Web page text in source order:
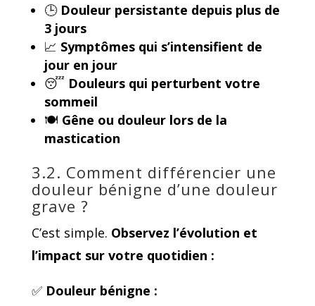
🕒 Douleur persistante depuis plus de
3 jours
📈 Symptômes qui s’intensifient de
jour en jour
😴 Douleurs qui perturbent votre
sommeil
🍽️ Gêne ou douleur lors de la
mastication
3.2. Comment différencier une
douleur bénigne d’une douleur
grave ?
C’est simple. Observez l’évolution et
l’impact sur votre quotidien :
✅ Douleur bénigne :